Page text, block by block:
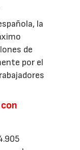
la
de
por el